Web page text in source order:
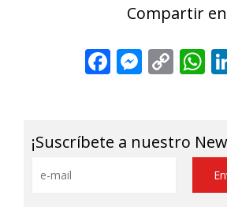
Compartir en
Facebook
¡Suscríbete a nuestro